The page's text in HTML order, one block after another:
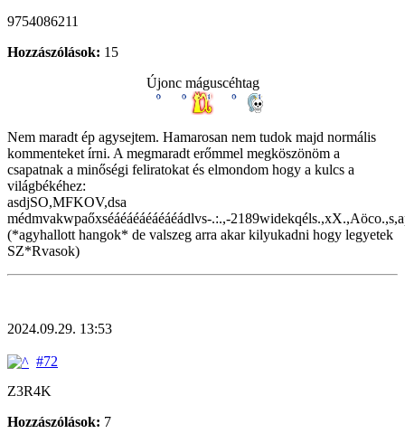
9754086211
Hozzászólások: 15
Újonc máguscéhtag
Nem maradt ép agysejtem. Hamarosan nem tudok majd normális
kommenteket írni. A megmaradt erőmmel megköszönöm a
csapatnak a minőségi feliratokat és elmondom hogy a kulcs a
világbékéhez:
asdjSO,MFKOV,dsa
médmvakwpaőxséáéáéáéáéáéádlvs-.:.,-
(*agyhallott hangok* de valszeg arra akar kilyukadni hogy legyetek
SZ*Rvasok)
2024.09.29. 13:53
#72
Z3R4K
Hozzászólások: 7